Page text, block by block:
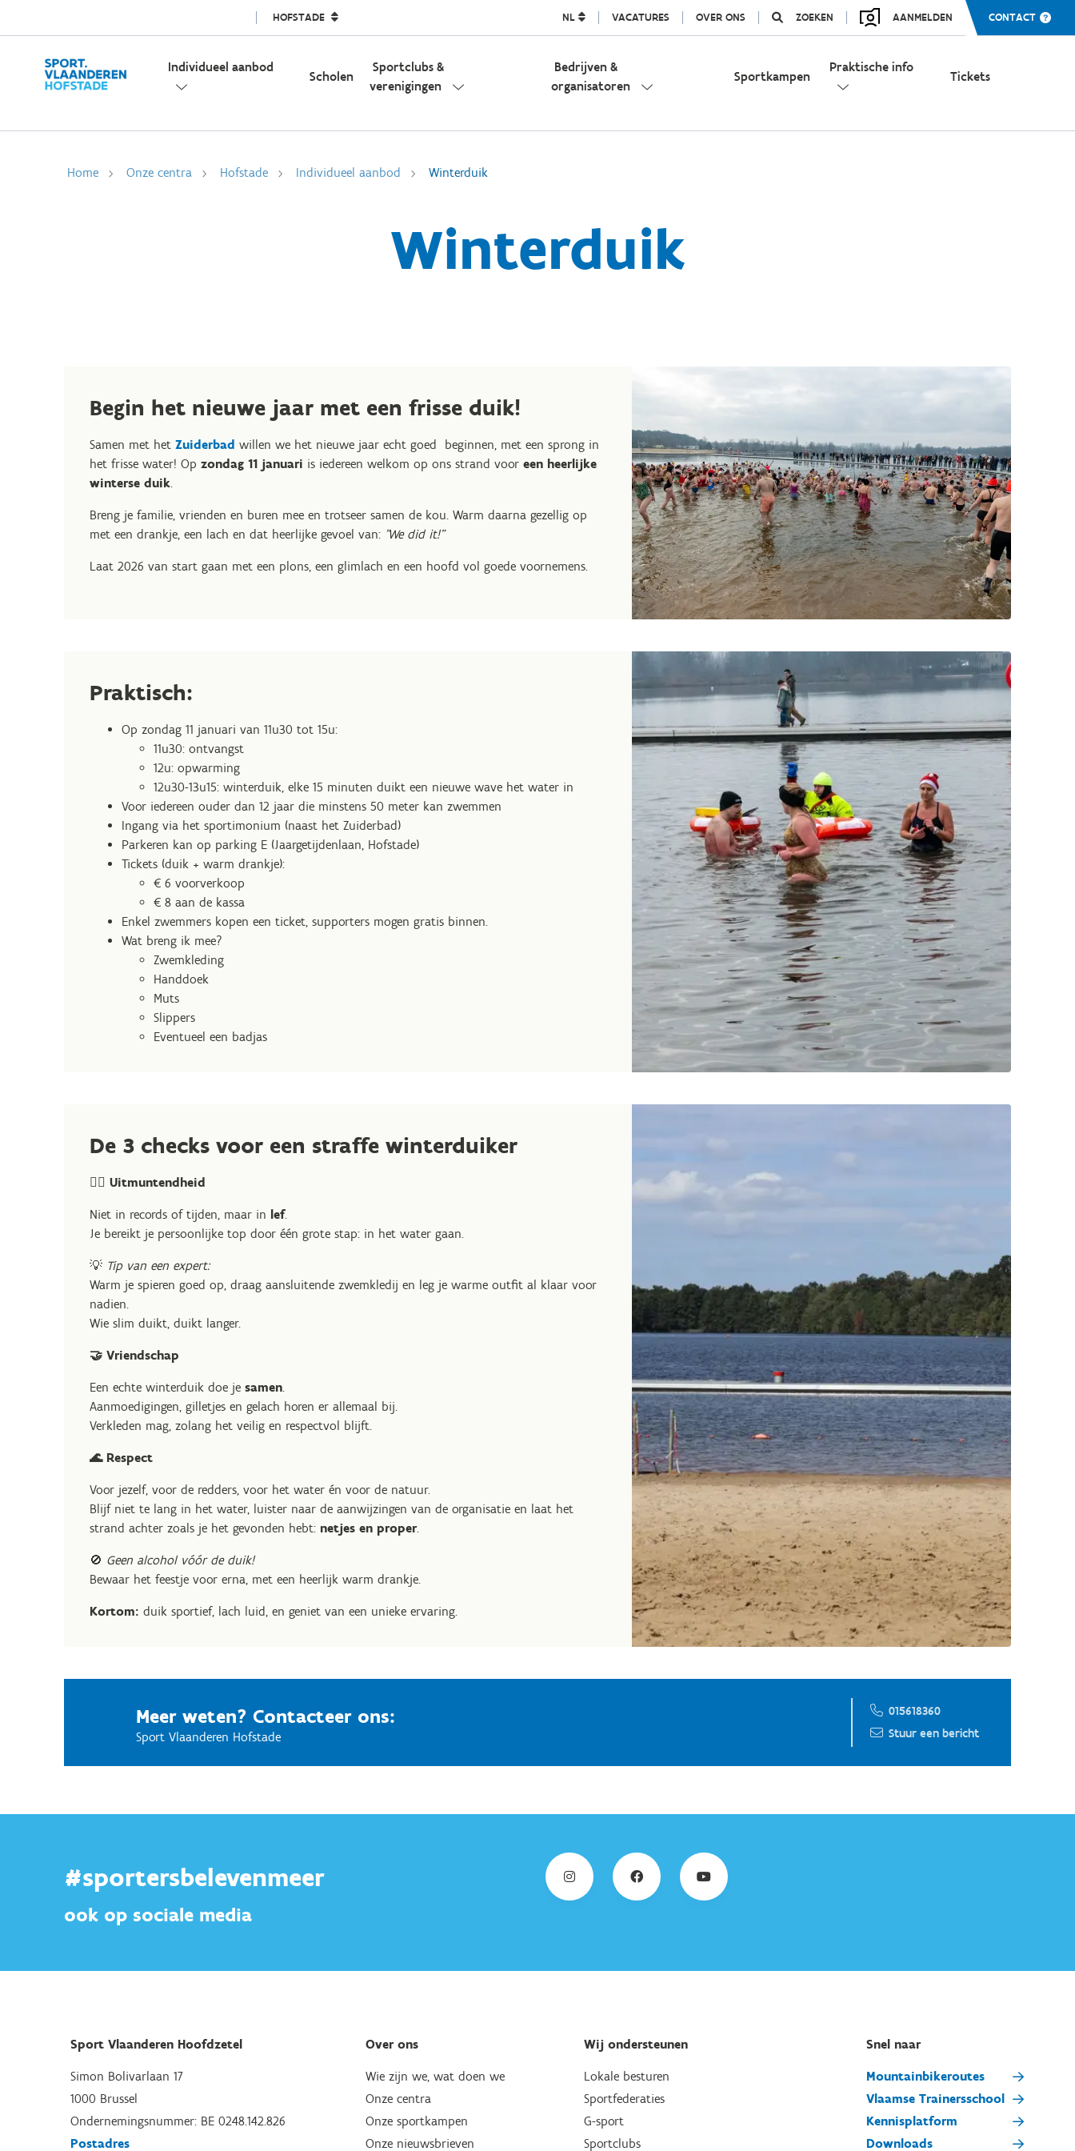
HOFSTADE NL VACATURES OVER ONS ZOEKEN AANMELDEN CONTACT
Individueel aanbod
Scholen
Sportclubs &
verenigingen
Bedrijven &
organisatoren
Sportkampen
Praktische info
Tickets
Home Onze centra Hofstade Individueel aanbod Winterduik
Winterduik
Begin het nieuwe jaar met een frisse duik!
Samen met het Zuiderbad willen we het nieuwe jaar echt goed beginnen, met een sprong in
het frisse water! Op zondag 11 januari is iedereen welkom op ons strand voor een heerlijke
winterse duik.
Breng je familie, vrienden en buren mee en trotseer samen de kou. Warm daarna gezellig op
met een drankje, een lach en dat heerlijke gevoel van: "We did it!"
Laat 2026 van start gaan met een plons, een glimlach en een hoofd vol goede voornemens.
Praktisch:
Op zondag 11 januari van 11u30 tot 15u:
11u30: ontvangst
12u: opwarming
12u30-13u15: winterduik, elke 15 minuten duikt een nieuwe wave het water in
Voor iedereen ouder dan 12 jaar die minstens 50 meter kan zwemmen
Ingang via het sportimonium (naast het Zuiderbad)
Parkeren kan op parking E (Jaargetijdenlaan, Hofstade)
Tickets (duik + warm drankje):
€ 6 voorverkoop
€ 8 aan de kassa
Enkel zwemmers kopen een ticket, supporters mogen gratis binnen.
Wat breng ik mee?
Zwemkleding
Handdoek
Muts
Slippers
Eventueel een badjas
De 3 checks voor een straffe winterduiker
🏊‍♀️ Uitmuntendheid
Niet in records of tijden, maar in lef.
Je bereikt je persoonlijke top door één grote stap: in het water gaan.
💡 Tip van een expert:
Warm je spieren goed op, draag aansluitende zwemkledij en leg je warme outfit al klaar voor
nadien.
Wie slim duikt, duikt langer.
🤝 Vriendschap
Een echte winterduik doe je samen
Aanmoedigingen, gilletjes en gelach horen er allemaal bij.
Verkleden mag, zolang het veilig en respectvol blijft.
🌊 Respect
Voor jezelf, voor de redders, voor het water én voor de natuur.
Blijf niet te lang in het water, luister naar de aanwijzingen van de organisatie en laat het
strand achter zoals je het gevonden hebt: netjes en proper.
🚫 Geen alcohol vóór de duik!
Bewaar het feestje voor erna, met een heerlijk warm drankje.
Kortom: duik sportief, lach luid, en geniet van een unieke ervaring.
Meer weten? Contacteer ons:
Sport Vlaanderen Hofstade
015618360
Stuur een bericht
#sportersbelevenmeer
ook op sociale media
Sport Vlaanderen Hoofdzetel
Simon Bolivarlaan 17
1000 Brussel
Ondernemingsnummer: BE 0248.142.826
Postadres
Over ons
Wie zijn we, wat doen we
Onze centra
Onze sportkampen
Onze nieuwsbrieven
Wij ondersteunen
Lokale besturen
Sportfederaties
G-sport
Sportclubs
Snel naar
Mountainbikeroutes
Vlaamse Trainersschool
Kennisplatform
Downloads